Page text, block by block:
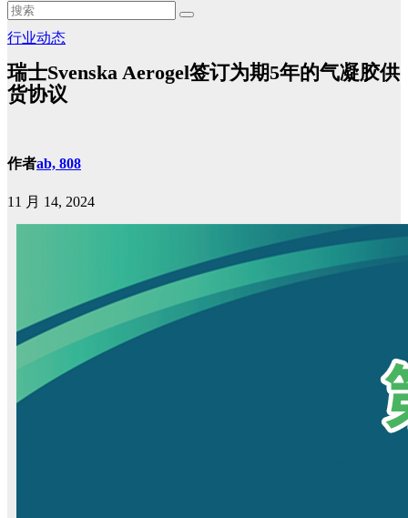
行业动态
瑞士Svenska Aerogel签订为期5年的气凝胶供
货协议
作者ab, 808
11 月 14, 2024